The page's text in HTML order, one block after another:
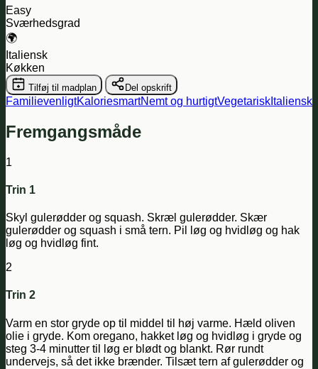
Easy
Sværhedsgrad
🌍
Italiensk
Køkken
Tilføj til madplan Del opskrift
FamilievenligtKaloriesmartNemt og hurtigtVegetarisk Italiensk
Fremgangsmåde
1
Trin 1
Skyl gulerødder og squash. Skræl gulerødder. Skær
gulerødder og squash i små tern. Pil løg og hvidløg og hak
løg og hvidløg fint.
2
Trin 2
Varm en stor gryde op til middel til høj varme. Hæld oliven
olie i gryde. Kom oregano, hakket løg og hvidløg i gryde og
steg 3-4 minutter til løg er blødt og blankt. Rør rundt
undervejs, så det ikke brænder. Tilsæt tern af gulerødder og